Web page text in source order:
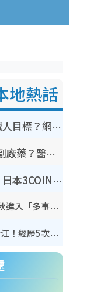
地熱話
裝修拆鐵閘隨時變賊人目標？網民揭2大關鍵用途：裝新式等於白裝？附新舊鐵閘分別
網傳公院改用內地/副廠藥？醫生拆解正副廠分別 揭4類人換藥隨時出事
怕蟲人士夏日救星！日本3COINS爆紅驅蟲神器$45起 1招「全程免觸碰」輕鬆搞定小強
立秋2026｜8月7日立秋進入「多事之秋」 3件事唔做得！專家教6招開運 清枱頭／銀包納氣接好運
颱風白海豚料周日襲浙江！經歷5次「眼牆置換」極罕見 成登陸內地最長途颱風